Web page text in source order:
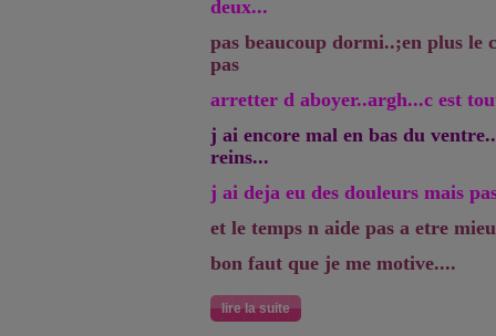
deux...
pas beaucoup dormi..;en plus le
pas
arretter d aboyer..argh...c est
j ai encore mal en bas du
reins...
j ai deja eu des douleurs mais
et le temps n aide pas a etre
bon faut que je me motive....
lire la suite